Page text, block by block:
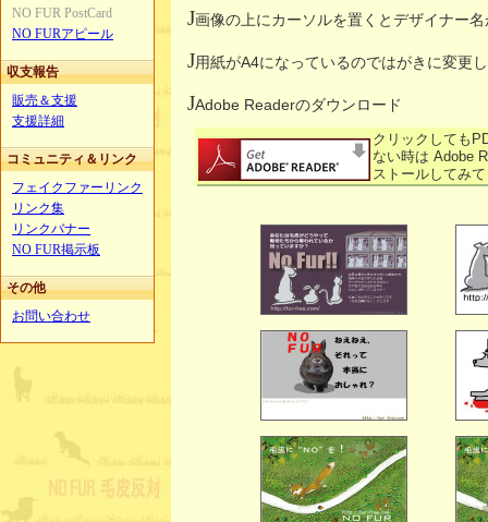
NO FUR PostCard
NO FURアピール
収支報告
販売＆支援
支援詳細
コミュニティ＆リンク
フェイクファーリンク
リンク集
リンクバナー
NO FUR掲示板
その他
お問い合わせ
J画像の上にカーソルを置くとデザイナー
J用紙がA4になっているのではがきに変更
JAdobe Readerのダウンロード
クリックしても
ない時は Adobe
ストールしてみ